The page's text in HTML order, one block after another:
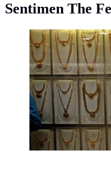
Sentimen The
Seorang penjual
dipajang selama
keberuntungan
barang-barang
Chennai, India.